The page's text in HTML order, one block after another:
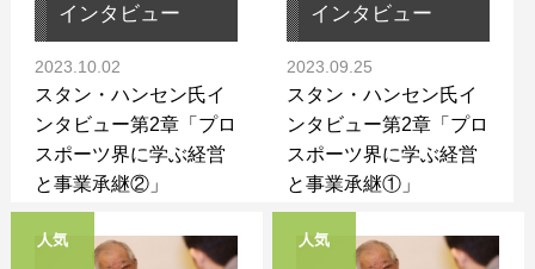
インタビュー
2023.10.02
スタン・ハンセン氏イ
ンタビュー第2章「プロ
スポーツ界に学ぶ経営
と事業承継②」
インタビュー
2023.09.25
スタン・ハンセン氏イ
ンタビュー第2章「プロ
スポーツ界に学ぶ経営
と事業承継①」
人気 人気